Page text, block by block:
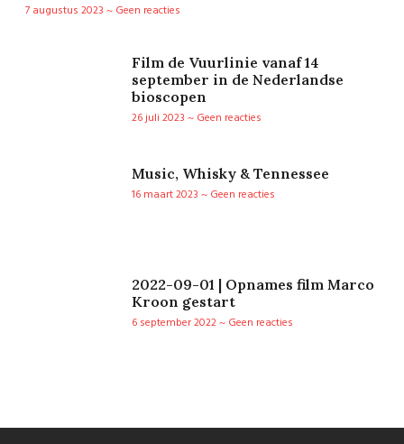
7 augustus 2023
Geen reacties
Film de Vuurlinie vanaf 14
september in de Nederlandse
bioscopen
26 juli 2023
Geen reacties
Music, Whisky & Tennessee
16 maart 2023
Geen reacties
2022-09-01 | Opnames film Marco
Kroon gestart
6 september 2022
Geen reacties